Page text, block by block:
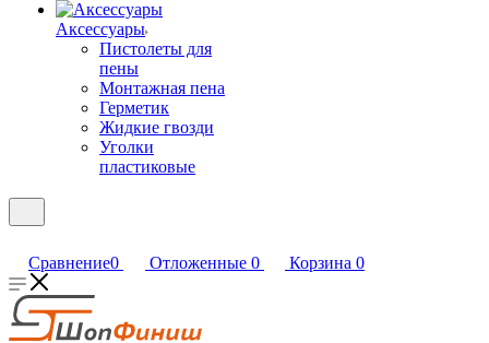
Аксессуары
Пистолеты для
пены
Монтажная пена
Герметик
Жидкие гвозди
Уголки
пластиковые
Сравнение0 Отложенные 0 Корзина 0